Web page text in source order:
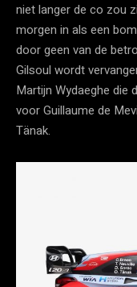
niet langer de co zou
morgen in als een
door geen van de
Gilsoul wordt
Martijn Wydaeghe die
voor Guillaume de
Tänak.